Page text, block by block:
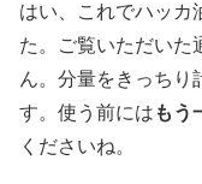
はい、これでハッカ
た。ご覧いただいた
ん。分量をきっちり
す。使う前には もう
くださいね。